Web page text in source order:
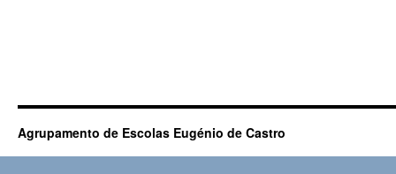
Agrupamento de Escolas Eugénio de Castro